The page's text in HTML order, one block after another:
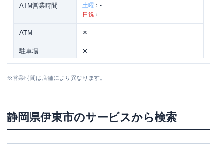
ATM営業時間
土曜 ： -
日祝 ： -
ATM ✕
駐車場 ✕
※営業時間は店舗により異なります。
静岡県伊東市のサービスから検索